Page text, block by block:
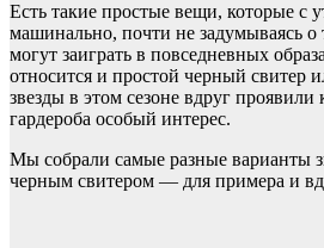
Есть такие простые вещи, которые с
машинально, почти не задумываясь о
могут заиграть в повседневных
относится и простой черный свитер
звезды в этом сезоне вдруг проявили
гардероба особый интерес.
Мы собрали самые разные варианты
черным свитером — для примера и